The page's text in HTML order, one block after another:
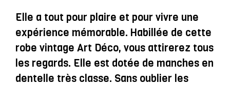
Manches
En
Dentelle
-
Lillian
Elle a tout pour plaire et pour vivre une
expérience mémorable. Habillée de cette
robe vintage Art Déco, vous attirerez tous
les regards. Elle est dotée de manches en
dentelle très classe. Sans oublier les